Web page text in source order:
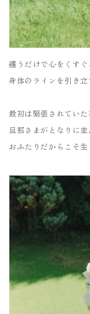
纏うだけで心をくす
身体のラインを引き
最初は緊張されていた
旦那さまがとなりに並
おふたりだからこそ生